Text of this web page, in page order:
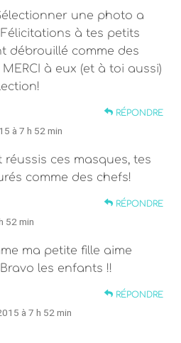
une photo a
à tes petits
débrouillé comme des
à eux (et à toi aussi)
RÉPONDRE
à 7 h 52 min
réussis ces masques, tes
comme des chefs!
RÉPONDRE
52 min
ma petite fille aime
les enfants !!
RÉPONDRE
à 7 h 52 min